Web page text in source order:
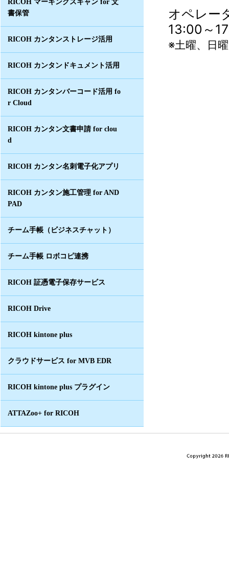
RICOH マーキングスキャン for 文
書保管
RICOH カンタンストレージ活用
RICOH カンタンドキュメント活用
RICOH カンタンバーコード活用 fo
r Cloud
RICOH カンタン文書申請 for clou
d
RICOH カンタン名刺電子化アプリ
RICOH カンタン施工管理 for AND
PAD
チーム手帳（ビジネスチャット）
チーム手帳 ロボコピ連携
RICOH 証憑電子保存サービス
RICOH Drive
RICOH kintone plus
クラウドサービス for MVB EDR
RICOH kintone plus プラグイン
ATTAZoo+ for RICOH
オペレー
13:00～
※土曜、日